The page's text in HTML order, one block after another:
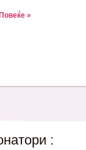
Повеќе »
: